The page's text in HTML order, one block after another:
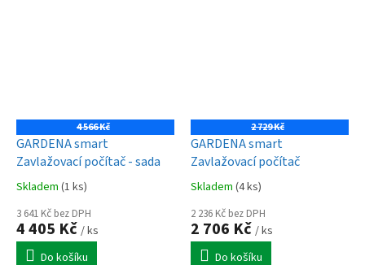
4 566 Kč
GARDENA smart
Zavlažovací počítač - sada
Skladem (1 ks)
3 641 Kč bez DPH
4 405 Kč / ks
Do košíku
2 729 Kč
GARDENA smart
Zavlažovací počítač
Skladem (4 ks)
2 236 Kč bez DPH
2 706 Kč / ks
Do košíku